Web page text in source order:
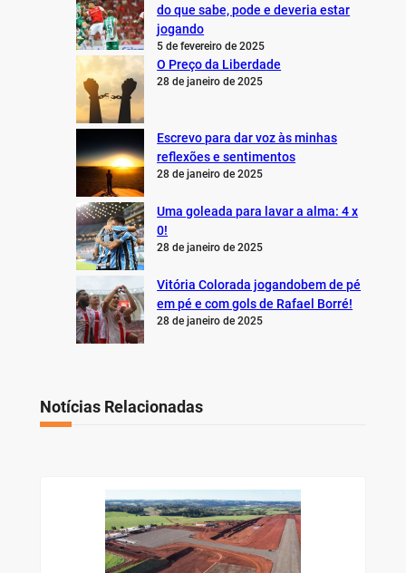
do que sabe, pode e deveria estar
jogando
5 de fevereiro de 2025
O Preço da Liberdade
28 de janeiro de 2025
Escrevo para dar voz às minhas
reflexões e sentimentos
28 de janeiro de 2025
Uma goleada para lavar a alma: 4 x
0!
28 de janeiro de 2025
Vitória Colorada jogandobem de pé
em pé e com gols de Rafael Borré!
28 de janeiro de 2025
Notícias Relacionadas